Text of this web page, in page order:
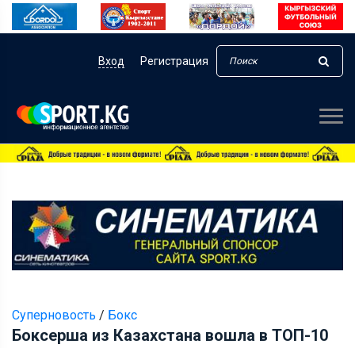
Вход Регистрация
Суперновость / Бокс
Боксерша из Казахстана вошла в ТОП-10